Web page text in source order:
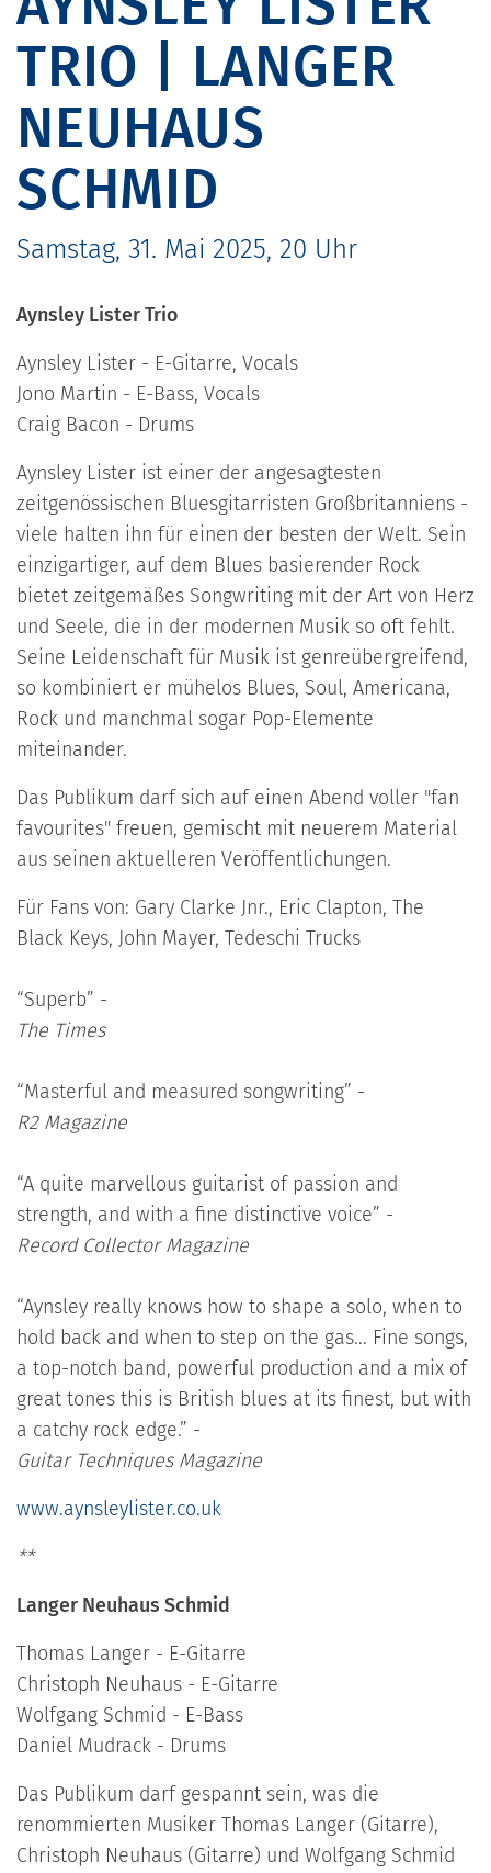
TRIO | LANGER
NEUHAUS
SCHMID
Samstag, 31. Mai 2025, 20 Uhr
Aynsley Lister Trio
Aynsley Lister - E-Gitarre, Vocals
Jono Martin - E-Bass, Vocals
Craig Bacon - Drums
Aynsley Lister ist einer der angesagtesten
zeitgenössischen Bluesgitarristen Großbritanniens -
viele halten ihn für einen der besten der Welt. Sein
einzigartiger, auf dem Blues basierender Rock
bietet zeitgemäßes Songwriting mit der Art von Herz
und Seele, die in der modernen Musik so oft fehlt.
Seine Leidenschaft für Musik ist genreübergreifend,
so kombiniert er mühelos Blues, Soul, Americana,
Rock und manchmal sogar Pop-Elemente
miteinander.
Das Publikum darf sich auf einen Abend voller "fan
favourites" freuen, gemischt mit neuerem Material
aus seinen aktuelleren Veröffentlichungen.
Für Fans von: Gary Clarke Jnr., Eric Clapton, The
Black Keys, John Mayer, Tedeschi Trucks
“Superb” -
The Times
“Masterful and measured songwriting” -
R2 Magazine
“A quite marvellous guitarist of passion and
strength, and with a fine distinctive voice” -
Record Collector Magazine
“Aynsley really knows how to shape a solo, when to
hold back and when to step on the gas... Fine songs,
a top-notch band, powerful production and a mix of
great tones this is British blues at its finest, but with
a catchy rock edge.” -
Guitar Techniques Magazine
www.aynsleylister.co.uk
**
Langer Neuhaus Schmid
Thomas Langer - E-Gitarre
Christoph Neuhaus - E-Gitarre
Wolfgang Schmid - E-Bass
Daniel Mudrack - Drums
Das Publikum darf gespannt sein, was die
renommierten Musiker Thomas Langer (Gitarre),
Christoph Neuhaus (Gitarre) und Wolfgang Schmid